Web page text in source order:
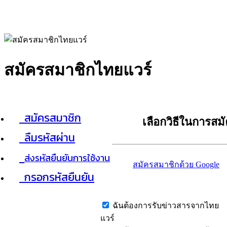
สมัครสมาชิกไทยแวร์
สมัครสมาชิก
ลืมรหัสผ่าน
ส่งรหัสยืนยันการใช้งาน
กรอกรหัสยืนยัน
เลือกวิธีในการส
สมัครสมาชิกด้วย Google
ฉันต้องการรับข่าวสารจากไทย
แวร์